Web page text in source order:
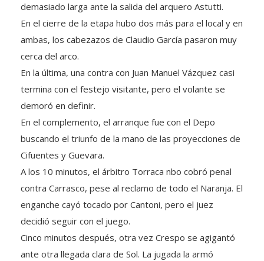
demasiado larga ante la salida del arquero Astutti.
En el cierre de la etapa hubo dos más para el local y en
ambas, los cabezazos de Claudio García pasaron muy
cerca del arco.
En la última, una contra con Juan Manuel Vázquez casi
termina con el festejo visitante, pero el volante se
demoró en definir.
En el complemento, el arranque fue con el Depo
buscando el triunfo de la mano de las proyecciones de
Cifuentes y Guevara.
A los 10 minutos, el árbitro Torraca nbo cobró penal
contra Carrasco, pese al reclamo de todo el Naranja. El
enganche cayó tocado por Cantoni, pero el juez
decidió seguir con el juego.
Cinco minutos después, otra vez Crespo se agigantó
ante otra llegada clara de Sol. La jugada la armó